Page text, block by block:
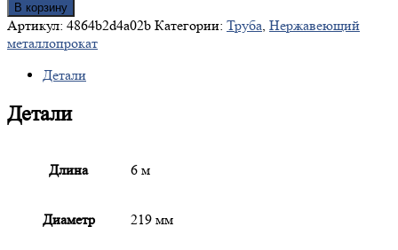
В корзину
Артикул: 4864b2d4a02b Категории: Труба, Нержавеющий
металлопрокат
Детали
Детали
Длина 6 м
Диаметр 219 мм